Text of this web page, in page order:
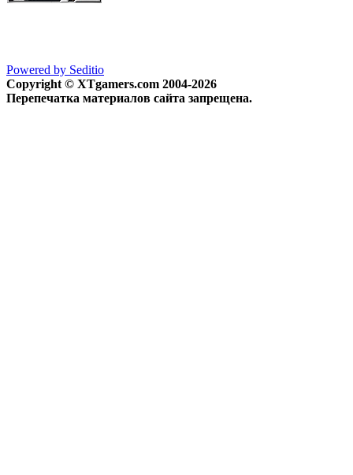
Powered by Seditio
Copyright © XTgamers.com 2004-2026
Перепечатка материалов сайта запрещена.